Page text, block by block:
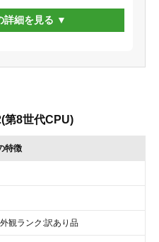
詳細を見る
第8世代CPU)
特徴
観ランク:訳あり品